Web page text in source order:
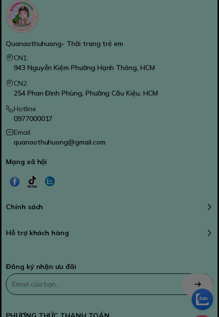
Quanaothuhuong- Thời trang trẻ em
CN1:
943 Nguyễn Kiệm Phường Hạnh Thông, HCM
CN2:
254 Phan Đình Phùng, Phường Cầu Kiệu, HCM
Hotline
0977000017
Email
quanaothuhuong@gmail.com
Mạng xã hội
Chính sách
Hỗ trợ khách hàng
Đăng ký nhận ưu đãi